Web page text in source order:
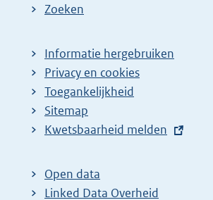
Zoeken
Informatie hergebruiken
Privacy en cookies
Toegankelijkheid
Sitemap
E
t
e
Kwetsbaarheid melden
Open data
Linked Data Overheid